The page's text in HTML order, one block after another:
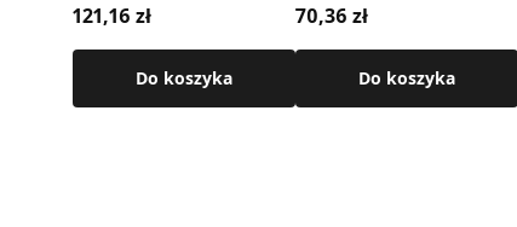
121,16 zł
Do koszyka
70,36 zł
Do koszyka